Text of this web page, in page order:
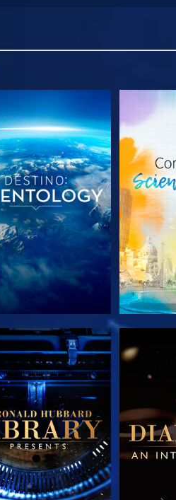
LAS SERIES